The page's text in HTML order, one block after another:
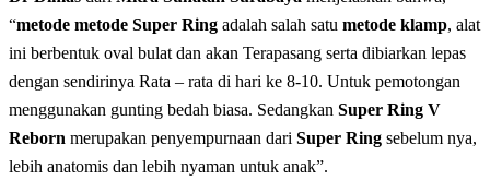
“metode metode Super Ring adalah salah satu metode klamp, alat
ini berbentuk oval bulat dan akan Terapasang serta dibiarkan lepas
dengan sendirinya Rata – rata di hari ke 8-10. Untuk pemotongan
menggunakan gunting bedah biasa. Sedangkan Super Ring V
Reborn merupakan penyempurnaan dari Super Ring sebelum nya,
lebih anatomis dan lebih nyaman untuk anak”.